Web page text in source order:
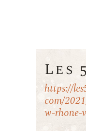
Les
https://
com/
w-rhone-